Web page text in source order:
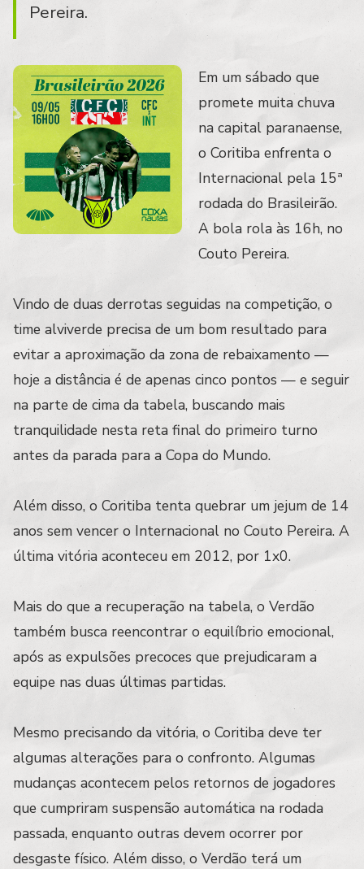
Pereira.
Em um sábado que
promete muita chuva
na capital paranaense,
o Coritiba enfrenta o
Internacional pela 15ª
rodada do Brasileirão.
A bola rola às 16h, no
Couto Pereira.
Vindo de duas derrotas seguidas na competição, o
time alviverde precisa de um bom resultado para
evitar a aproximação da zona de rebaixamento —
hoje a distância é de apenas cinco pontos — e seguir
na parte de cima da tabela, buscando mais
tranquilidade nesta reta final do primeiro turno
antes da parada para a Copa do Mundo.
Além disso, o Coritiba tenta quebrar um jejum de 14
anos sem vencer o Internacional no Couto Pereira. A
última vitória aconteceu em 2012, por 1x0.
Mais do que a recuperação na tabela, o Verdão
também busca reencontrar o equilíbrio emocional,
após as expulsões precoces que prejudicaram a
equipe nas duas últimas partidas.
Mesmo precisando da vitória, o Coritiba deve ter
algumas alterações para o confronto. Algumas
mudanças acontecem pelos retornos de jogadores
que cumpriram suspensão automática na rodada
passada, enquanto outras devem ocorrer por
desgaste físico. Além disso, o Verdão terá um